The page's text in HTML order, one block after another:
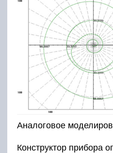
Аналоговое
Конструктор прибора